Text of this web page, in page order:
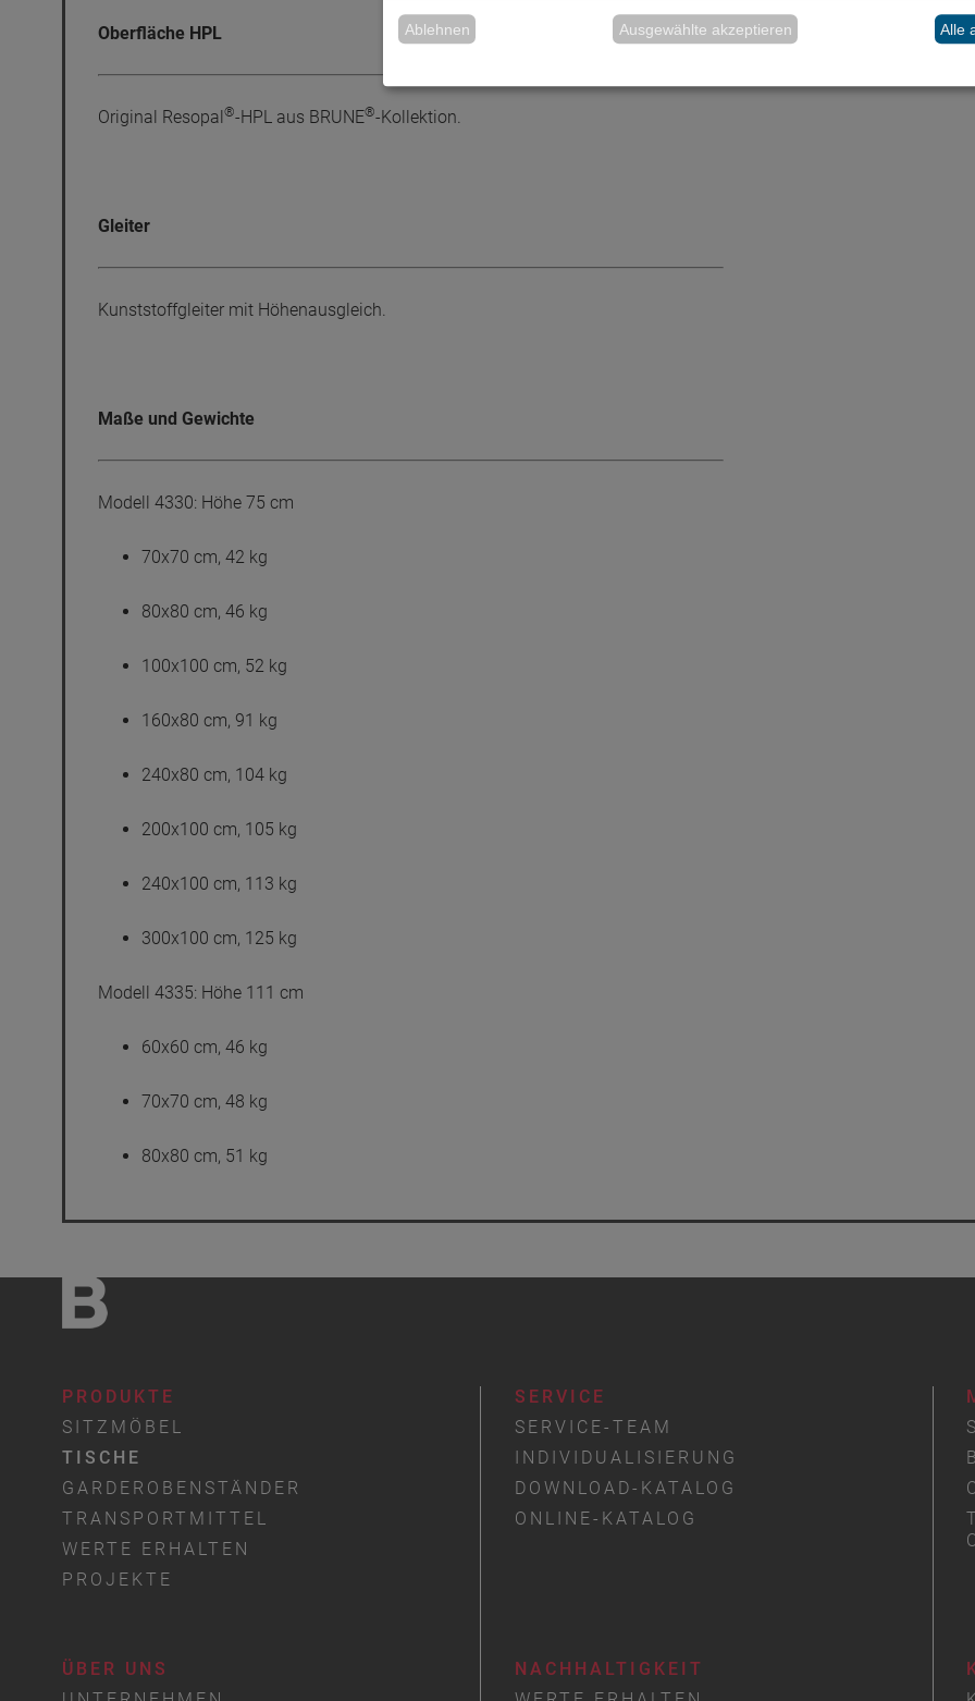
Oberfläche HPL
Original Resopal ®-HPL aus BRUNE®-Kollektion.
Gleiter
Kunststoffgleiter mit Höhenausgleich.
Maße und Gewichte
Modell 4330: Höhe 75 cm
70x70 cm, 42 kg
80x80 cm, 46 kg
100x100 cm, 52 kg
160x80 cm, 91 kg
240x80 cm, 104 kg
200x100 cm, 105 kg
240x100 cm, 113 kg
300x100 cm, 125 kg
Modell 4335: Höhe 111 cm
60x60 cm, 46 kg
70x70 cm, 48 kg
80x80 cm, 51 kg
PRODUKTE
SITZMÖBEL
TISCHE
GARDEROBENSTÄNDER
TRANSPORTMITTEL
WERTE ERHALTEN
PROJEKTE
SERVICE
SERVICE-TEAM
INDIVIDUALISIERUNG
DOWNLOAD-KATALOG
ONLINE-KATALOG
ÜBER UNS
NACHHALTIGKEIT
Ablehnen Ausgewählte akzeptieren Alle